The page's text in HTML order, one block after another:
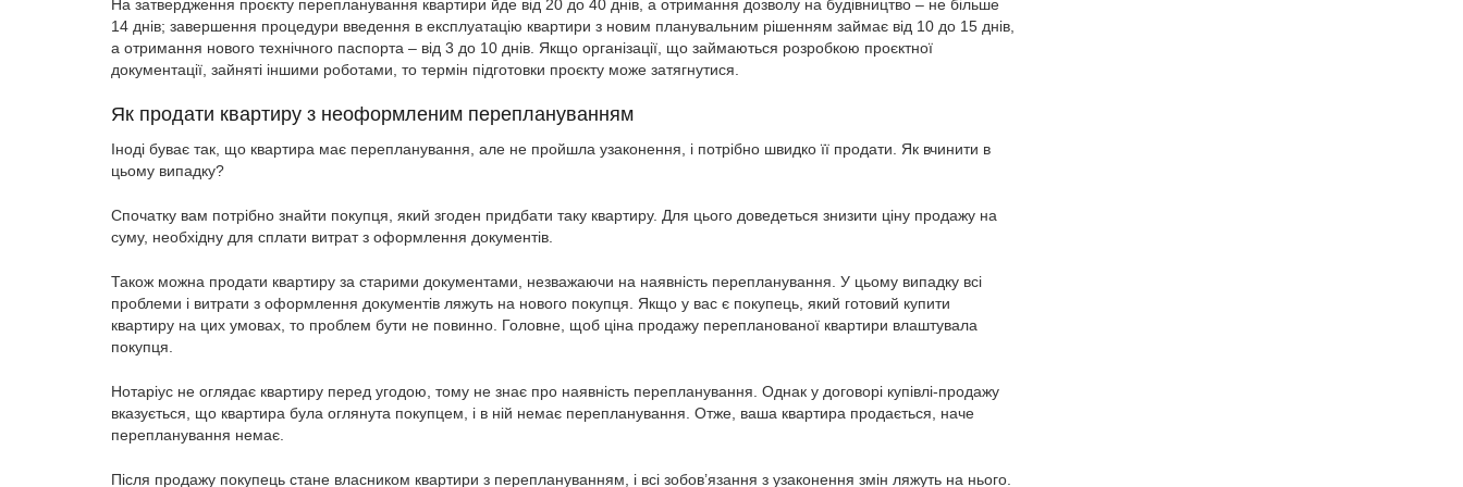
На затвердження проєкту перепланування квартири йде від 20 до 40 днів, а отримання дозволу на будівництво – не більше
14 днів; завершення процедури введення в експлуатацію квартири з новим планувальним рішенням займає від 10 до 15 днів,
а отримання нового технічного паспорта – від 3 до 10 днів. Якщо організації, що займаються розробкою проєктної
документації, зайняті іншими роботами, то термін підготовки проєкту може затягнутися.
Як продати квартиру з неоформленим переплануванням
Іноді буває так, що квартира має перепланування, але не пройшла узаконення, і потрібно швидко її продати. Як вчинити в
цьому випадку?
Спочатку вам потрібно знайти покупця, який згоден придбати таку квартиру. Для цього доведеться знизити ціну продажу на
суму, необхідну для сплати витрат з оформлення документів.
Також можна продати квартиру за старими документами, незважаючи на наявність перепланування. У цьому випадку всі
проблеми і витрати з оформлення документів ляжуть на нового покупця. Якщо у вас є покупець, який готовий купити
квартиру на цих умовах, то проблем бути не повинно. Головне, щоб ціна продажу перепланованої квартири влаштувала
покупця.
Нотаріус не оглядає квартиру перед угодою, тому не знає про наявність перепланування. Однак у договорі купівлі-продажу
вказується, що квартира була оглянута покупцем, і в ній немає перепланування. Отже, ваша квартира продається, наче
перепланування немає.
Після продажу покупець стане власником квартири з переплануванням, і всі зобов’язання з узаконення змін ляжуть на нього.